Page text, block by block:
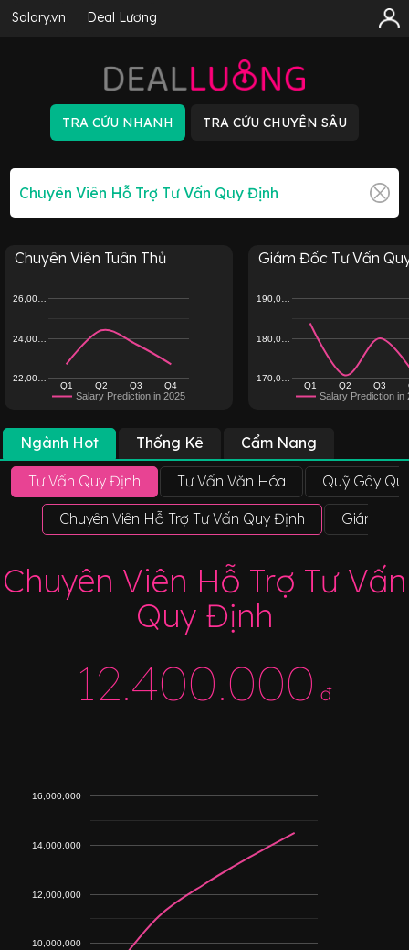
Salary.vn Deal Lương
Chuyên Viên Tuân Thủ
Salary Prediction in 2025
Q1 Q2 Q3 Q4
22,00…
24,00…
26,00…
Giám Đốc Tư Vấn
Salary Prediction in
Q1 Q2 Q3
170,0…
180,0…
190,0…
Ngành Hot Thống Kê Cẩm Nang
Tư Vấn Quy Định Tư Vấn Văn Hóa Quỹ Gây
Chuyên Viên Hỗ Trợ Tư Vấn Quy Định Giám
Chuyên Viên Hỗ Trợ Tư Vấn
Quy Định
12.400.000 đ
10,000,000
12,000,000
14,000,000
16,000,000